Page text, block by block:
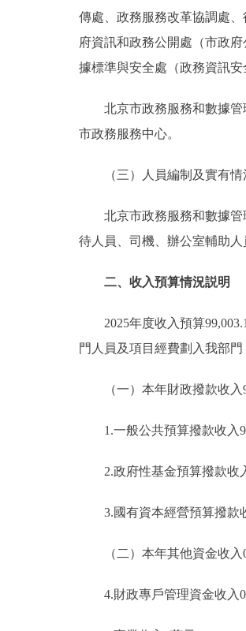
傳處、政務服務改革協調處
府資訊和政務公開處（市政
據標準與安全處（政務資訊
北京市政務服務和數據管理
市政務服務中心。
（三）人員編制及實有情
北京市政務服務和數據管理
待人員、司機、辦公室輔助
二、收入預算情況説明
2025年度收入預算
門人員及項目經費劃入我部
（一）本年財政撥款收入
1.一般公共預算撥款收入
2.政府性基金預算撥款收入
3.國有資本經營預算撥款收
（二）本年其他資金收入
4.財政專戶管理資金收入0